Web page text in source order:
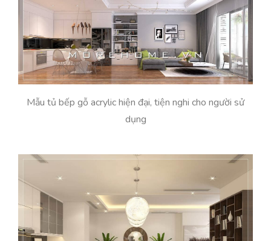
Mẫu tủ bếp gỗ acrylic hiện đại, tiện nghi cho người sử
dụng